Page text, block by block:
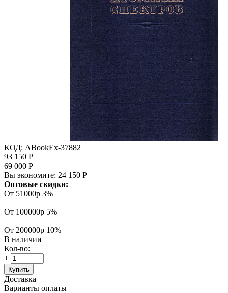
КОД: ABookEx-37882
93 150 Р
69 000 Р
Вы экономите: 24 150 Р
Оптовые скидки:
От 51000р 3%
От 100000р 5%
От 200000р 10%
В наличии
Кол-во:
+
−
Купить
Доставка
Варианты оплаты